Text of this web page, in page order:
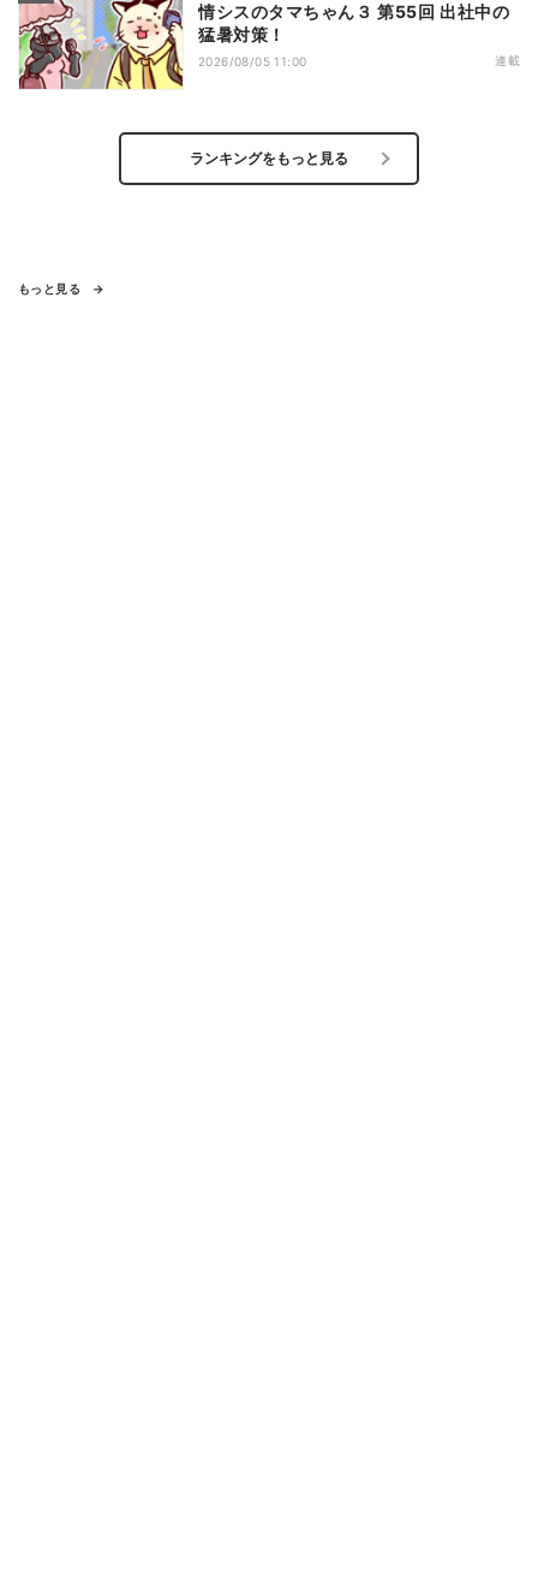
情シスのタマちゃん３ 第55回 出社中の
猛暑対策！
2026/08/05 11:00 連載
ランキングをもっと見る
もっと見る